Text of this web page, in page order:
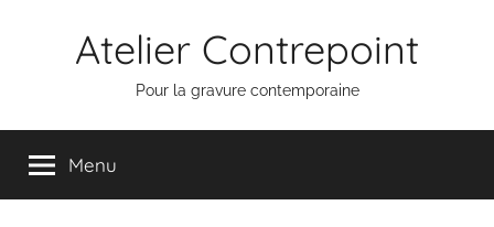
Atelier Contrepoint
Pour la gravure contemporaine
Menu